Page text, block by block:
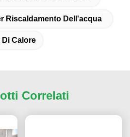
Riscaldamento Dell'acqua
Di Calore
Correlati